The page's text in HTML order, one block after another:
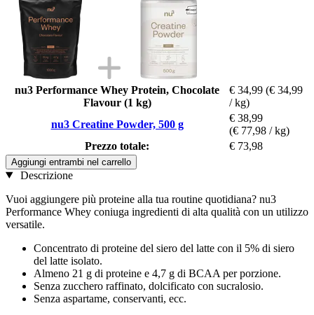
nu3 Performance Whey Protein, Chocolate
Flavour (1 kg)
€ 34,99 (€ 34,99
/ kg)
nu3 Creatine Powder, 500 g
€ 38,99
(€ 77,98 / kg)
Prezzo totale:
€ 73,98
Aggiungi entrambi nel carrello
Descrizione
Vuoi aggiungere più proteine ​​alla tua routine quotidiana? nu3
Performance Whey coniuga ingredienti di alta qualità con un utilizzo
versatile.
Concentrato di proteine ​​del siero del latte con il 5% di siero
del latte isolato.
Almeno 21 g di proteine ​​e 4,7 g di BCAA per porzione.
Senza zucchero raffinato, dolcificato con sucralosio.
Senza aspartame, conservanti, ecc.